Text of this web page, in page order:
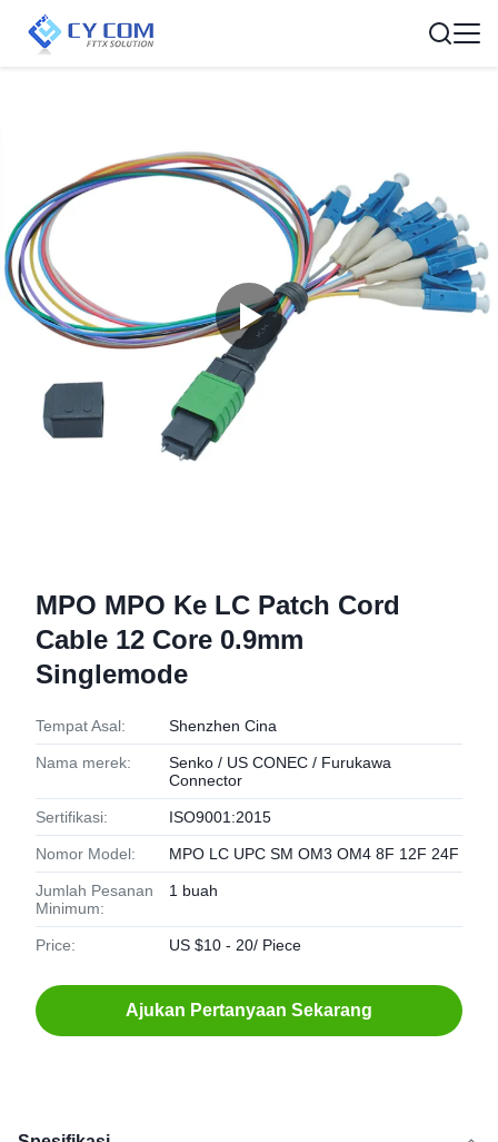
MPO MPO Ke LC Patch Cord
Cable 12 Core 0.9mm
Singlemode
Tempat Asal: Shenzhen Cina
Nama merek:
Senko / US CONEC / Furukawa
Connector
Sertifikasi: ISO9001:2015
Nomor Model: MPO LC UPC SM OM3 OM4 8F 12F 24F
Jumlah Pesanan
Minimum:
1 buah
Price: US $10 - 20/ Piece
Ajukan Pertanyaan Sekarang